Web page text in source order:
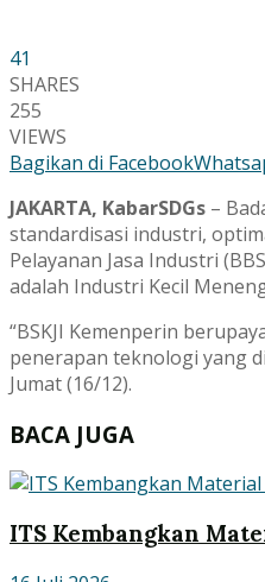
41
SHARES
255
VIEWS
Bagikan di Facebook
JAKARTA, KabarSDGs –
standardisasi industri,
Pelayanan Jasa Industri
adalah Industri Kecil
“BSKJI Kemenperin
penerapan teknologi yang
Jumat (16/12).
BACA JUGA
ITS Kembangkan